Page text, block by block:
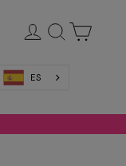
Ingresar
Buscar
ES